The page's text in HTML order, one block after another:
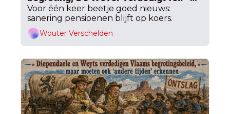
hamer die u heeft klaargelegd valt nu”
Voor één keer beetje goed nieuws:
sanering pensioenen blijft op koers.
Wouter Verschelden